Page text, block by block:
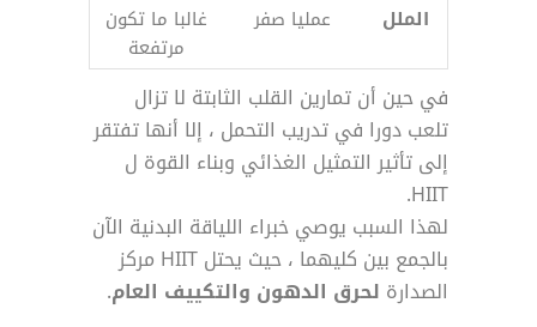
الملل
عمليا صفر
غالبا ما تكون
مرتفعة
في حين أن تمارين القلب الثابتة لا تزال
تلعب دورا في تدريب التحمل ، إلا أنها تفتقر
إلى تأثير التمثيل الغذائي وبناء القوة ل
HIIT.
لهذا السبب يوصي خبراء اللياقة البدنية الآن
بالجمع بين كليهما ، حيث يحتل HIIT مركز
الصدارة لحرق الدهون والتكييف العام.